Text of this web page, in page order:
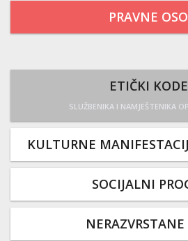
PRAVNE
ETIČKI
SLUŽBENIKA I NAMJEŠTENIKA
KULTURNE
SOCIJALNI
NERAZVRSTANE